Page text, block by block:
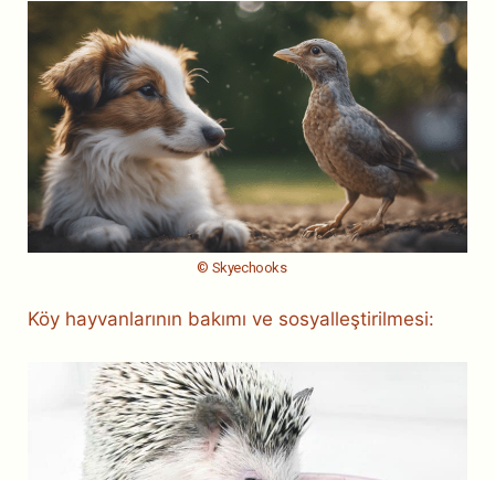
© Skyechooks
Köy hayvanlarının bakımı ve sosyalleştirilmesi: